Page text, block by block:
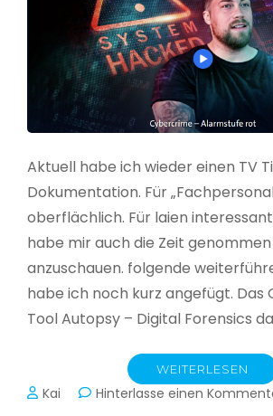
Aktuell habe ich wieder einen TV
Dokumentation. Für
oberflächlich. Für laien
habe mir auch die Zeit
anzuschauen. folgende
habe ich noch kurz angefügt. Das
Tool Autopsy – Digital Forensics
WEITERLESEN
Kai Hinterlasse einen